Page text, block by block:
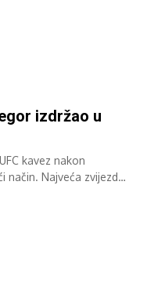
izdržao u
kavez nakon
način. Najveća zvijezda